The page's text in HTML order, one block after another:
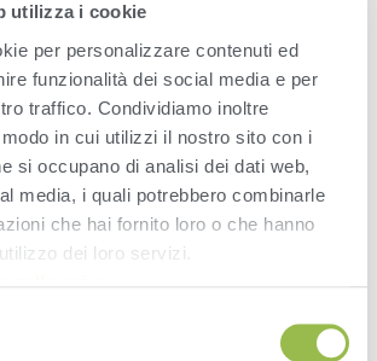
utilizza i cookie
per personalizzare contenuti ed
funzionalità dei social media e per
traffico. Condividiamo inoltre
in cui utilizzi il nostro sito con i
si occupano di analisi dei dati web,
media, i quali potrebbero combinarle
che hai fornito loro o che hanno
dei loro servizi.
quickly and accurately resulting in shorter
reduction of 20 to 40 minutes
user of tasks needed – combined
in Fewer lockups needed
is done cow-side
sample together when genomic
human error